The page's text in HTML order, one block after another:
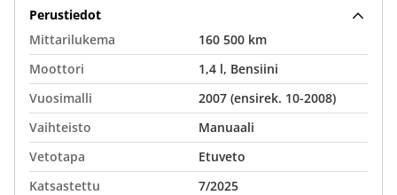
Perustiedot
Mittarilukema
160 500 km
Moottori
1,4 l, Bensiini
Vuosimalli
2007 (ensirek. 10-2008)
Vaihteisto
Manuaali
Vetotapa
Etuveto
Katsastettu
7/2025